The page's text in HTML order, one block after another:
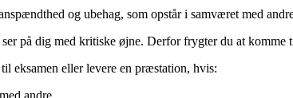
og ubehag, som opstår i samværet med
på dig med kritiske øjne. Derfor frygter du at
eksamen eller levere en præstation, hvis:
andre.